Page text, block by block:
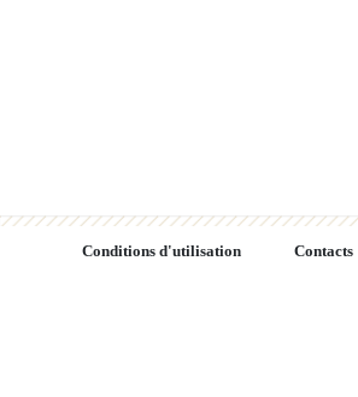
Conditions d'utilisation Contacts